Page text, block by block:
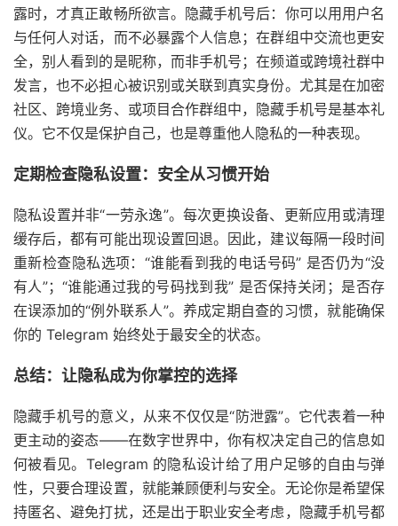
露时，才真正敢畅所欲言。隐藏手机号后：你可以用用户名
与任何人对话，而不必暴露个人信息；在群组中交流也更安
全，别人看到的是昵称，而非手机号；在频道或跨境社群中
发言，也不必担心被识别或关联到真实身份。尤其是在加密
社区、跨境业务、或项目合作群组中， 隐藏手机号是基本礼
仪。它不仅是保护自己，也是尊重他人隐私的一种表现。
定期检查隐私设置：安全从习惯开始
隐私设置并非“一劳永逸”。每次更换设备、更新应用或清理
缓存后，都有可能出现设置回退。因此，建议每隔一段时间
重新检查隐私选项：“谁能看到我的电话号码” 是否仍为“没
有人”；“谁能通过我的号码找到我” 是否保持关闭；是否存
在误添加的“例外联系人”。养成定期自查的习惯，就能确保
你的 Telegram 始终处于最安全的状态。
总结：让隐私成为你掌控的选择
隐藏手机号的意义，从来不仅仅是“防泄露”。它代表着一种
更主动的姿态——在数字世界中，你有权决定自己的信息如
何被看见。Telegram 的隐私设计给了用户足够的自由与弹
性，只要合理设置，就能兼顾便利与安全。无论你是希望保
持匿名、避免打扰，还是出于职业安全考虑，隐藏手机号都